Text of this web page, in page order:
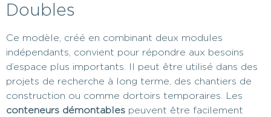
Doubles
Ce modèle, créé en combinant deux modules
indépendants, convient pour répondre aux besoins
d’espace plus importants. Il peut être utilisé dans des
projets de recherche à long terme, des chantiers de
construction ou comme dortoirs temporaires. Les
conteneurs démontables peuvent être facilement